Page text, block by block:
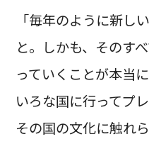
「毎年のように新し
と。しかも、そのす
っていくことが本当
いろな国に行ってプ
その国の文化に触れ